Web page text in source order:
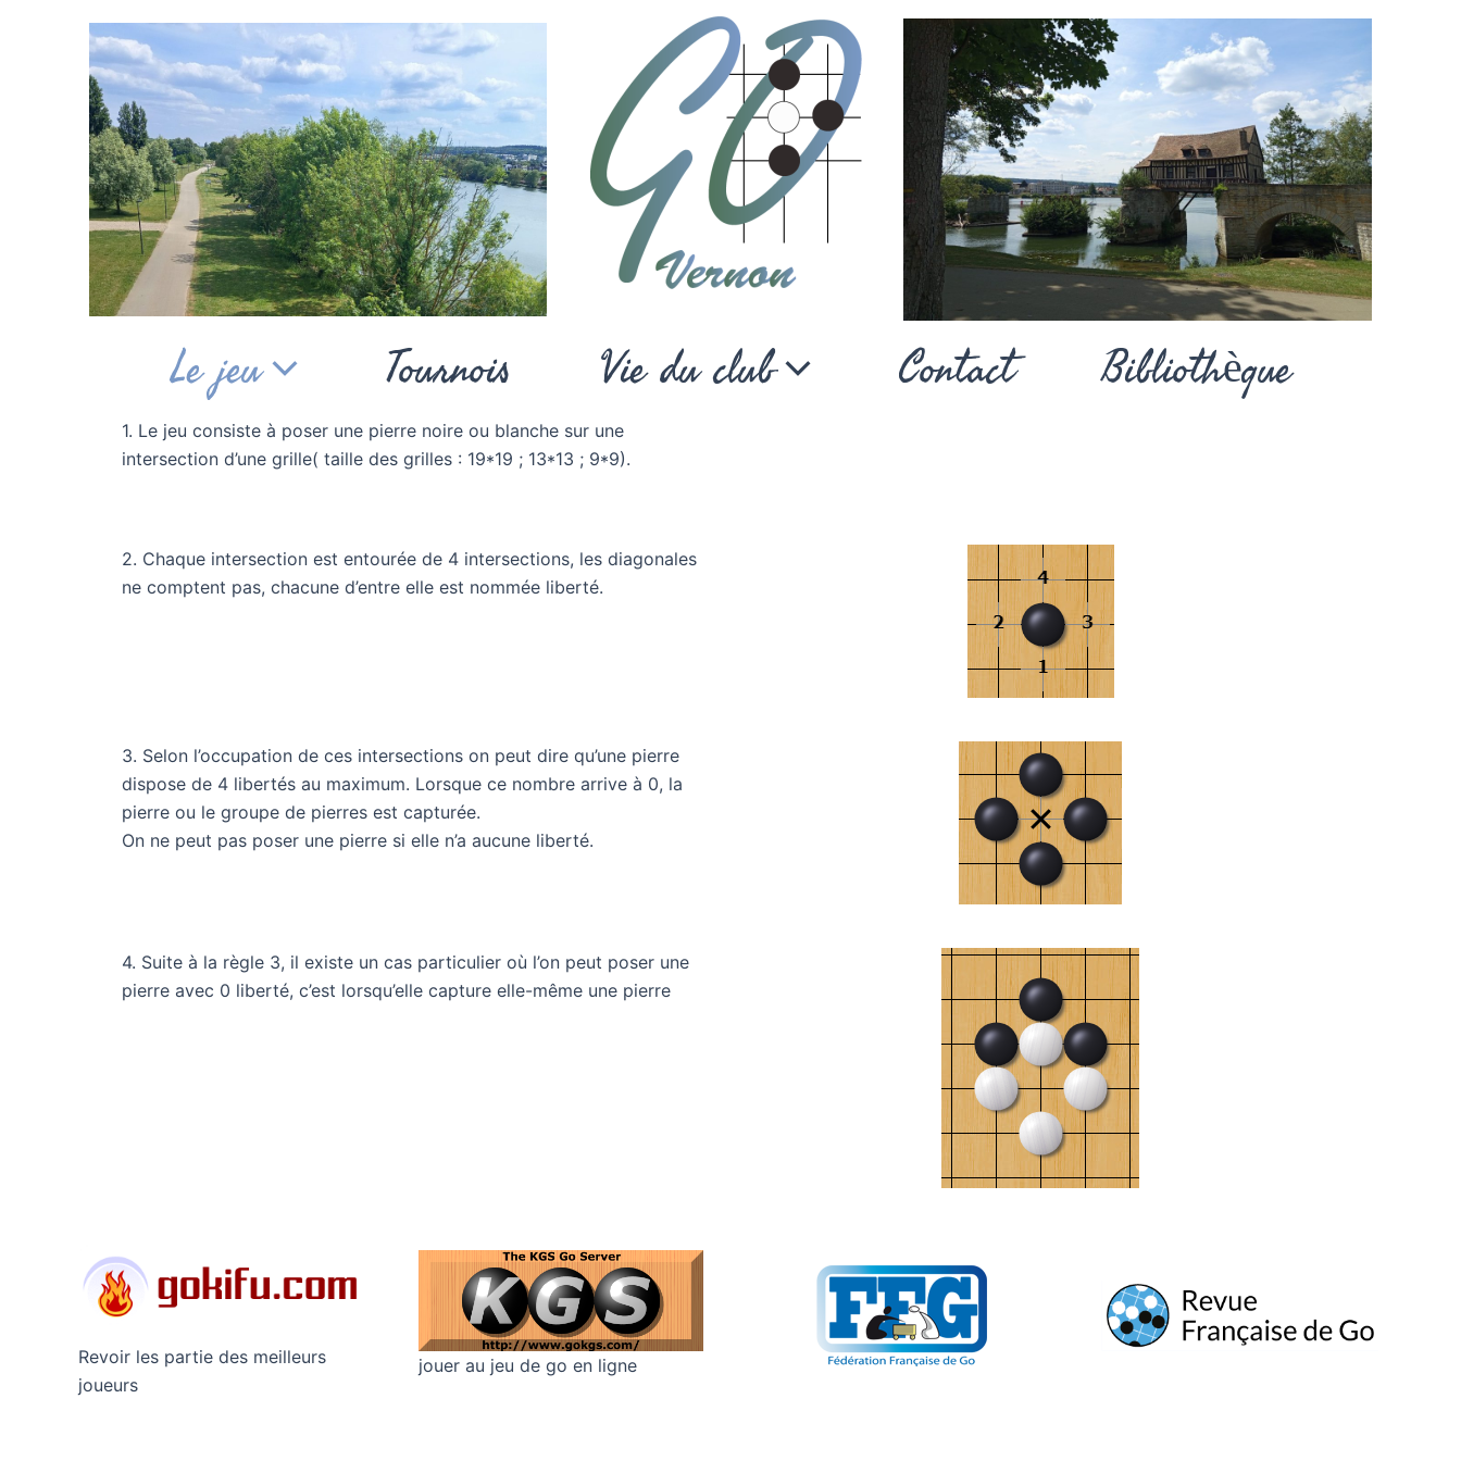
Club de jeu de go de vernon
Le jeu Tournois Vie du club Contact Bibliothèque
1. Le jeu consiste à poser une pierre noire ou blanche sur une
intersection d’une grille( taille des grilles : 19*19 ; 13*13 ; 9*9).
2. Chaque intersection est entourée de 4 intersections, les diagonales
ne comptent pas, chacune d’entre elle est nommée liberté.
3. Selon l’occupation de ces intersections on peut dire qu’une pierre
dispose de 4 libertés au maximum. Lorsque ce nombre arrive à 0, la
pierre ou le groupe de pierres est capturée.
On ne peut pas poser une pierre si elle n’a aucune liberté.
4. Suite à la règle 3, il existe un cas particulier où l’on peut poser une
pierre avec 0 liberté, c’est lorsqu’elle capture elle-même une pierre
Revoir les partie des meilleurs
joueurs
jouer au jeu de go en ligne